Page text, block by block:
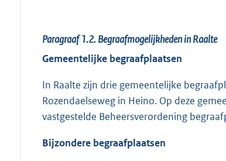
Paragraaf 1.2.Begraafmogelijkheden in Raalte
Gemeentelijke begraafplaatsen
In Raalte zijn drie gemeentelijke
Rozendaelseweg in Heino. Op deze
vastgestelde Beheersverordening
Bijzondere begraafplaatsen